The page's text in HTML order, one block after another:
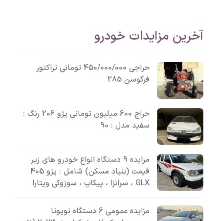
آخرین مزایدات خودرو
حراجی 450/000/000 تومانی تراکتور
فرگوسن 285
حراج 600 میلیون تومانی پژو 206 رنگ :
سفید مدل : 90
مزایده 9 دستگاه انواع خودرو های زیر
قیمت (بنیاد مسکن) شامل : پژو 405
GLX ، سرانزا ، پیکاپ ، سوزوکی ویتارا
مزایده عمومی 6 دستگاه تویوتا